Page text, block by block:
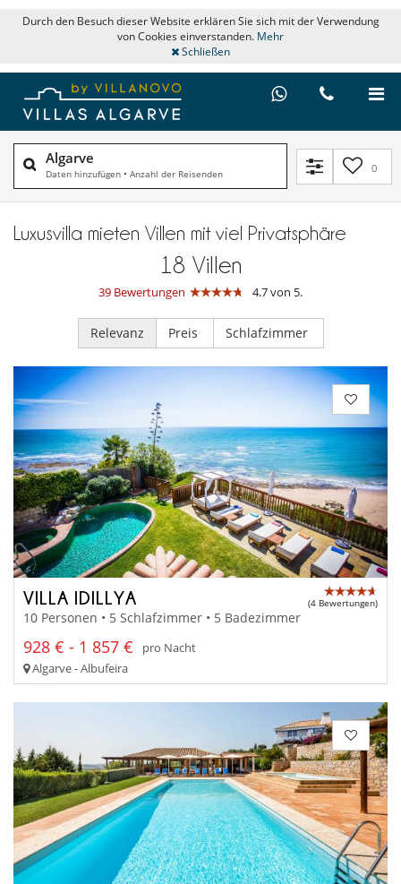
Durch den Besuch dieser Website erklären Sie sich mit der Verwendung
von Cookies einverstanden. Mehr
Schließen
Algarve
Daten hinzufügen • Anzahl der Reisenden 0
Luxusvilla mieten Villen mit viel Privatsphäre
18 Villen
39 Bewertungen 4.7 von 5.
Relevanz Preis Schlafzimmer
VILLA IDILLYA (4 Bewertungen)
10 Personen • 5 Schlafzimmer • 5 Badezimmer
928 € - 1 857 €
pro Nacht
Algarve - Albufeira